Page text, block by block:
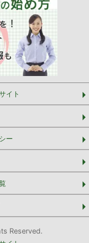
イト
ー
Reserved.